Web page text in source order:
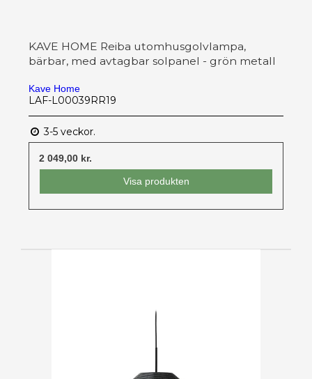
KAVE HOME Reiba utomhusgolvlampa,
bärbar, med avtagbar solpanel - grön metall
Kave Home
LAF-L00039RR19
3-5 veckor.
2 049,00 kr.
Visa produkten